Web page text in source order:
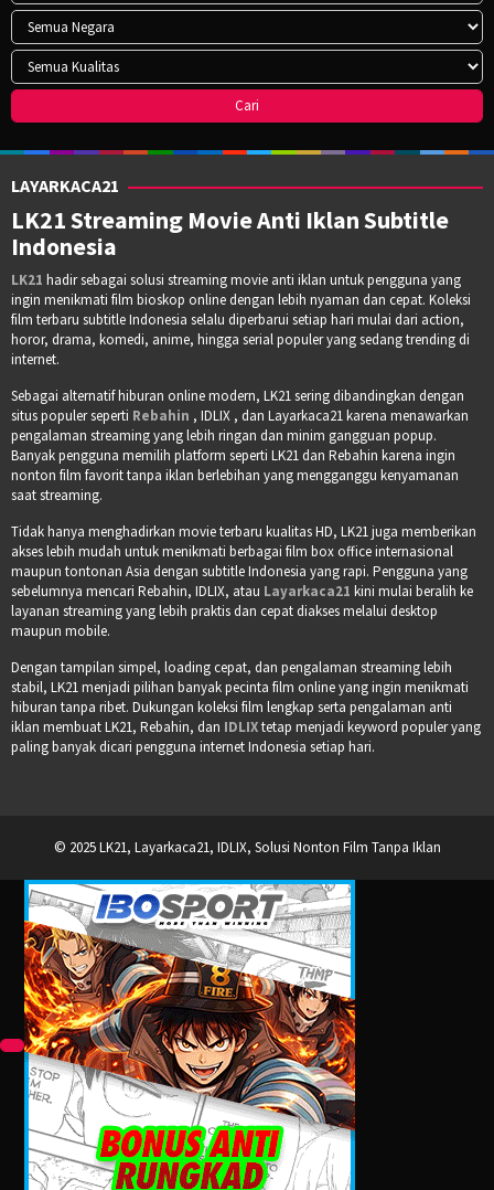
LAYARKACA21
LK21 Streaming Movie Anti Iklan Subtitle
Indonesia
LK21 hadir sebagai solusi streaming movie anti iklan untuk pengguna yang
ingin menikmati film bioskop online dengan lebih nyaman dan cepat. Koleksi
film terbaru subtitle Indonesia selalu diperbarui setiap hari mulai dari action,
horor, drama, komedi, anime, hingga serial populer yang sedang trending di
internet.
Sebagai alternatif hiburan online modern, LK21 sering dibandingkan dengan
situs populer seperti Rebahin , IDLIX , dan Layarkaca21 karena menawarkan
pengalaman streaming yang lebih ringan dan minim gangguan popup.
Banyak pengguna memilih platform seperti LK21 dan Rebahin karena ingin
nonton film favorit tanpa iklan berlebihan yang mengganggu kenyamanan
saat streaming.
Tidak hanya menghadirkan movie terbaru kualitas HD, LK21 juga memberikan
akses lebih mudah untuk menikmati berbagai film box office internasional
maupun tontonan Asia dengan subtitle Indonesia yang rapi. Pengguna yang
sebelumnya mencari Rebahin, IDLIX, atau Layarkaca21 kini mulai beralih ke
layanan streaming yang lebih praktis dan cepat diakses melalui desktop
maupun mobile.
Dengan tampilan simpel, loading cepat, dan pengalaman streaming lebih
stabil, LK21 menjadi pilihan banyak pecinta film online yang ingin menikmati
hiburan tanpa ribet. Dukungan koleksi film lengkap serta pengalaman anti
iklan membuat LK21, Rebahin, dan IDLIXtetap menjadi keyword populer yang
paling banyak dicari pengguna internet Indonesia setiap hari.
© 2025 LK21, Layarkaca21, IDLIX, Solusi Nonton Film Tanpa Iklan